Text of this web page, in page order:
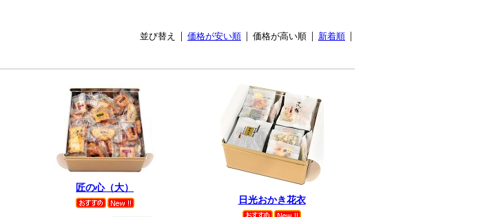
並び替え 価格が安い順 価格が高い順 新着順
匠の心（大）
日光おかき花衣